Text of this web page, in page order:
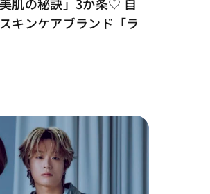
肌の秘訣」3か条♡ 自
キンケアブランド「ラ